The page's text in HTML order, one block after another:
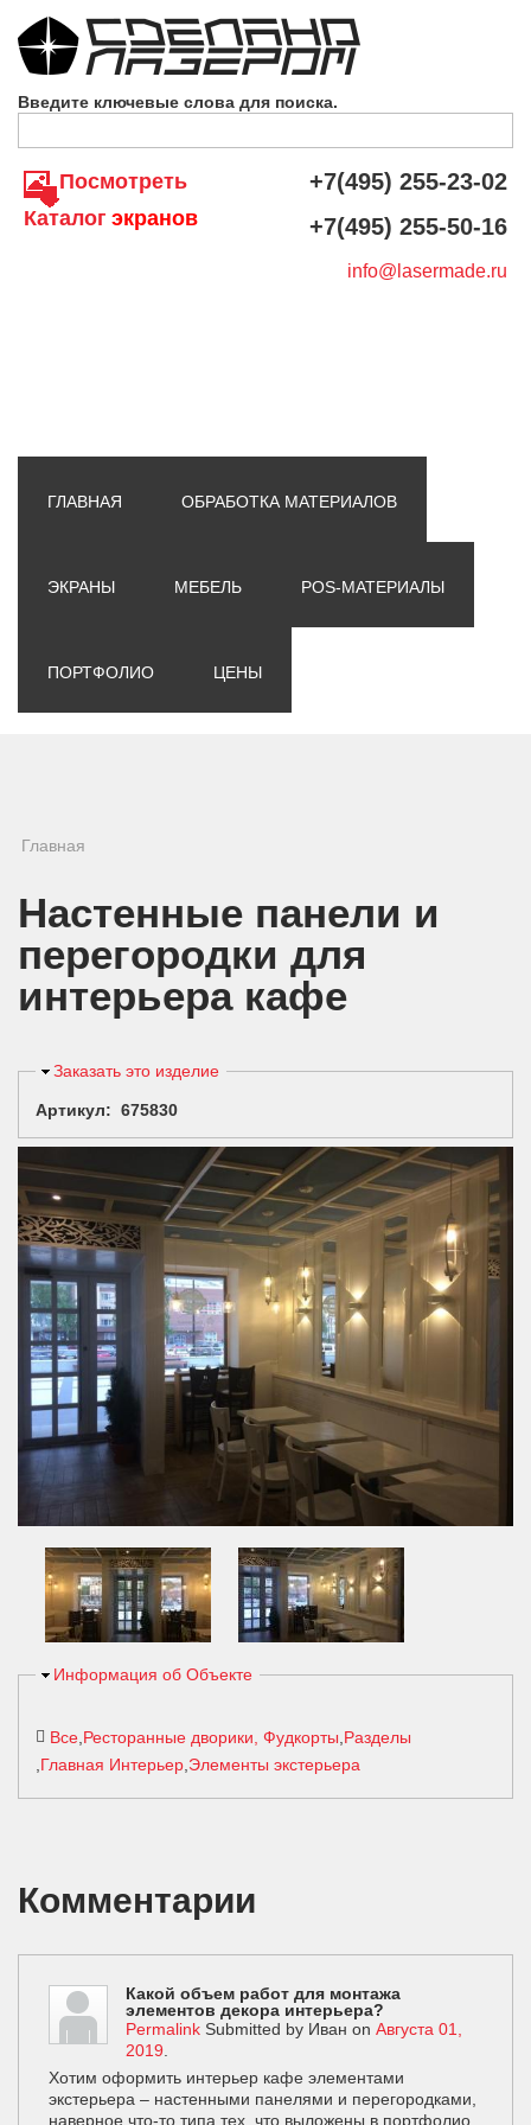
Введите ключевые слова для поиска.
Посмотреть
Каталог экранов
+7(495) 255-23-02
+7(495) 255-50-16
info@lasermade.ru
ГЛАВНАЯ ОБРАБОТКА МАТЕРИАЛОВ
ЭКРАНЫ МЕБЕЛЬ POS-МАТЕРИАЛЫ
ПОРТФОЛИО ЦЕНЫ
Вы здесь
Главная
Настенные панели и
перегородки для
интерьера кафе
Скрыть
Заказать это изделие
Артикул: 675830
Скрыть
Информация об Объекте
Все Ресторанные дворики, Фудкорты Разделы
Главная Интерьер Элементы экстерьера
Комментарии
Какой объем работ для монтажа
элементов декора интерьера?
Permalink Submitted by Иван on Августа 01,
2019
Хотим оформить интерьер кафе элементами
экстерьера – настенными панелями и перегородками,
наверное что-то типа тех, что выложены в портфолио